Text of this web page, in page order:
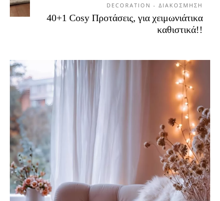
DECORATION - ΔΙΑΚΟΣΜΗΣΗ
40+1 Cosy Προτάσεις, για χειμωνιάτικα
καθιστικά!!